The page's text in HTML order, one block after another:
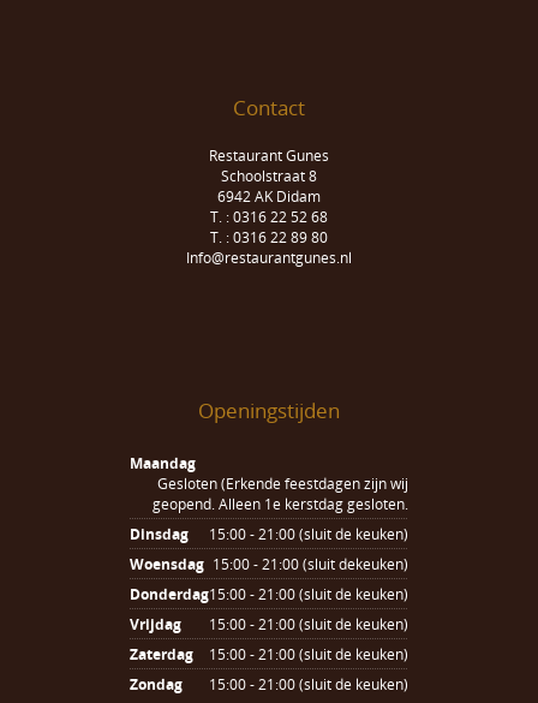
Contact
Restaurant Gunes
Schoolstraat 8
6942 AK Didam
T. : 0316 22 52 68
T. : 0316 22 89 80
Info@restaurantgunes.nl
Openingstijden
Maandag
Gesloten (Erkende feestdagen zijn wij
geopend. Alleen 1e kerstdag gesloten.
Dinsdag
15:00 - 21:00 (sluit de keuken)
Woensdag 15:00 - 21:00 (sluit dekeuken)
Donderdag15:00 - 21:00 (sluit de keuken)
Vrijdag
15:00 - 21:00 (sluit de keuken)
Zaterdag
15:00 - 21:00 (sluit de keuken)
Zondag
15:00 - 21:00 (sluit de keuken)